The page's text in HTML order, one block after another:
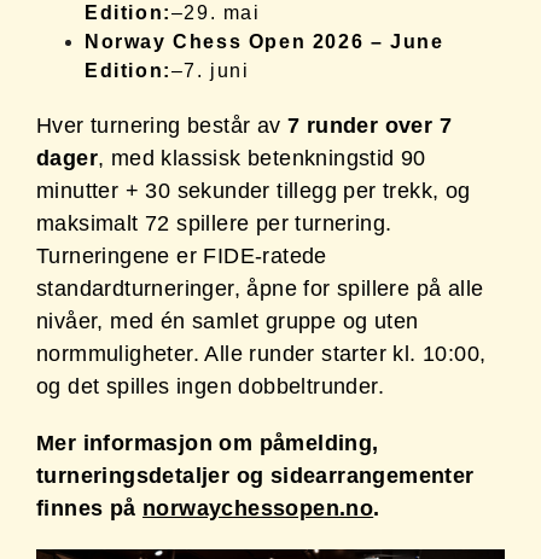
Edition:–29. mai
Norway Chess Open 2026 – June
Edition:–7. juni
Hver turnering består av 7 runder over 7
dager, med klassisk betenkningstid 90
minutter + 30 sekunder tillegg per trekk, og
maksimalt 72 spillere per turnering.
Turneringene er FIDE-ratede
standardturneringer, åpne for spillere på alle
nivåer, med én samlet gruppe og uten
normmuligheter. Alle runder starter kl. 10:00,
og det spilles ingen dobbeltrunder.
Mer informasjon om påmelding,
turneringsdetaljer og sidearrangementer
finnes på norwaychessopen.no.